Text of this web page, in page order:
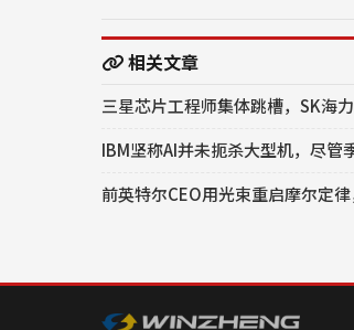
相关文章
三星芯片工程师集体跳槽，SK海
IBM坚称AI并未扼杀大型机，尽管
前英特尔CEO用光束重启摩尔定